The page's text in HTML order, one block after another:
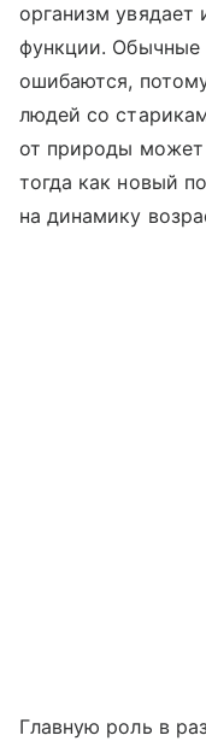
организм увядает
функции. Обычные
ошибаются,
людей со
от природы может
тогда как новый
на динамику
Главную роль в